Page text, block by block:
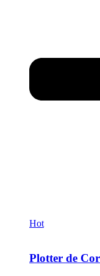
Hot
Plotter de